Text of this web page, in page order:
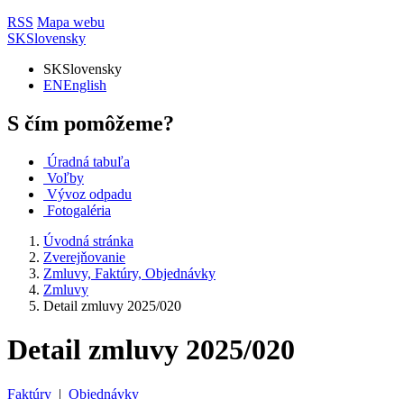
RSS Mapa webu
SKSlovensky
SKSlovensky
ENEnglish
S čím pomôžeme?
Úradná tabuľa
Voľby
Vývoz odpadu
Fotogaléria
Úvodná stránka
Zverejňovanie
Zmluvy, Faktúry, Objednávky
Zmluvy
Detail zmluvy 2025/020
Detail zmluvy 2025/020
Faktúry | Objednávky